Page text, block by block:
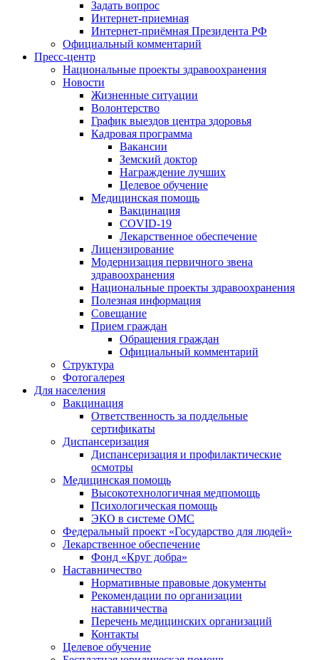
Задать вопрос
Интернет-приемная
Интернет-приёмная Президента РФ
Официальный комментарий
Пресс-центр
Национальные проекты здравоохранения
Новости
Жизненные ситуации
Волонтерство
График выездов центра здоровья
Кадровая программа
Вакансии
Земский доктор
Награждение лучших
Целевое обучение
Медицинская помощь
Вакцинация
COVID-19
Лекарственное обеспечение
Лицензирование
Модернизация первичного звена
здравоохранения
Национальные проекты здравоохранения
Полезная информация
Совещание
Прием граждан
Обращения граждан
Официальный комментарий
Структура
Фотогалерея
Для населения
Вакцинация
Ответственность за поддельные
сертификаты
Диспансеризация
Диспансеризация и профилактические
осмотры
Медицинская помощь
Высокотехнологичная медпомощь
Психологическая помощь
ЭКО в системе ОМС
Федеральный проект «Государство для людей»
Лекарственное обеспечение
Фонд «Круг добра»
Наставничество
Нормативные правовые документы
Рекомендации по организации
наставничества
Перечень медицинских организаций
Контакты
Целевое обучение